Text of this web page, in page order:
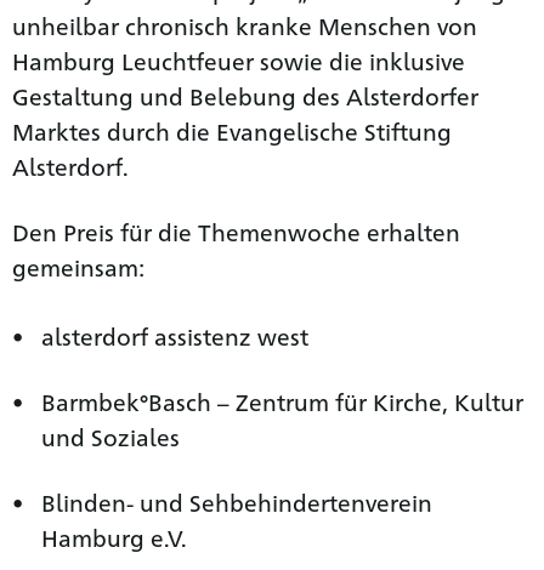
unheilbar chronisch kranke Menschen von
Hamburg Leuchtfeuer sowie die inklusive
Gestaltung und Belebung des Alsterdorfer
Marktes durch die Evangelische Stiftung
Alsterdorf.
Den Preis für die Themenwoche erhalten
gemeinsam:
alsterdorf assistenz west
Barmbek°Basch – Zentrum für Kirche, Kultur
und Soziales
Blinden- und Sehbehindertenverein
Hamburg e.V.